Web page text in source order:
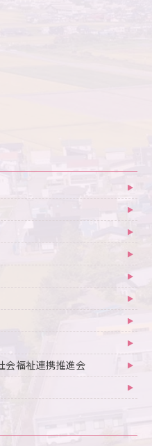
会福祉連携推進会